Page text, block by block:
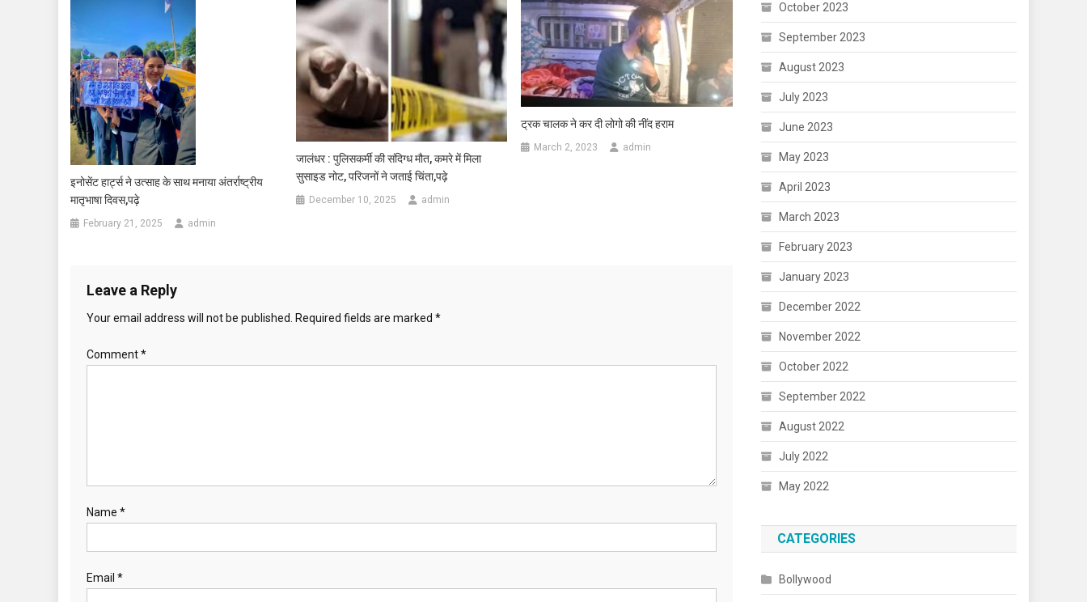
इनोसेंट हार्ट्स ने उत्साह के साथ मनाया अंतर्राष्ट्रीय
मातृभाषा दिवस,पढ़े
February 21, 2025 admin
जालंधर : पुलिसकर्मी की संदिग्ध मौत, कमरे में मिला
सुसाइड नोट, परिजनों ने जताई चिंता,पढ़े
December 10, 2025 admin
ट्रक चालक ने कर दी लोगो की नींद हराम
March 2, 2023 admin
Leave a Reply
Your email address will not be published. Required fields are marked *
Comment*
Name *
Email *
October 2023
September 2023
August 2023
July 2023
June 2023
May 2023
April 2023
March 2023
February 2023
January 2023
December 2022
November 2022
October 2022
September 2022
August 2022
July 2022
May 2022
CATEGORIES
Bollywood